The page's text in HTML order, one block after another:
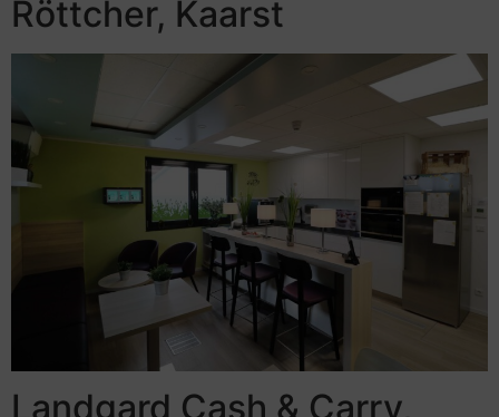
Röttcher, Kaarst
Landgard Cash & Carry,